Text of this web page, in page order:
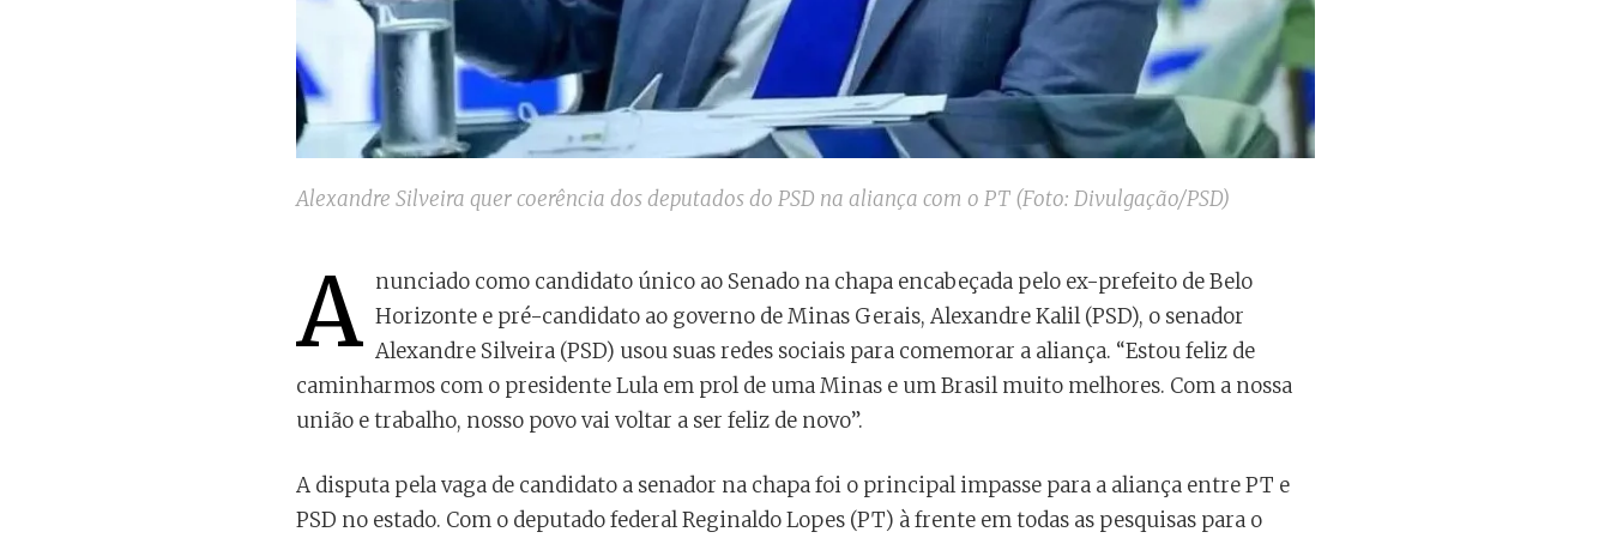
Alexandre Silveira quer coerência dos deputados do PSD na aliança com o PT (Foto: Divulgação/PSD)
A nunciado como candidato único ao Senado na chapa encabeçada pelo ex-prefeito de Belo
Horizonte e pré-candidato ao governo de Minas Gerais, Alexandre Kalil (PSD), o senador
Alexandre Silveira (PSD) usou suas redes sociais para comemorar a aliança. “Estou feliz de
caminharmos com o presidente Lula em prol de uma Minas e um Brasil muito melhores. Com a nossa
união e trabalho, nosso povo vai voltar a ser feliz de novo”.
A disputa pela vaga de candidato a senador na chapa foi o principal impasse para a aliança entre PT e
PSD no estado. Com o deputado federal Reginaldo Lopes (PT) à frente em todas as pesquisas para o